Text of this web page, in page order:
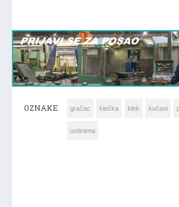
OZNAKE gračac klečka klek kućani
ustirama